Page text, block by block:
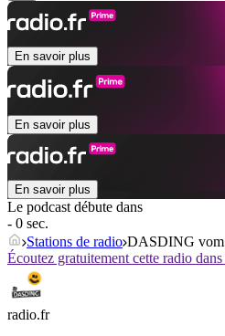
En savoir plus
En savoir plus
En savoir plus
Le podcast débute dans
- 0 sec.
Stations de radio DASDING vom
Écoutez gratuitement cette radio
radio.fr